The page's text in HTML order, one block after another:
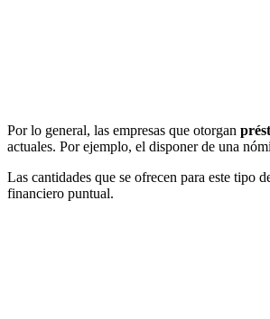
Por lo general, las empresas que otorgan
actuales. Por ejemplo, el disponer de una
Las cantidades que se ofrecen para este tipo
financiero puntual.